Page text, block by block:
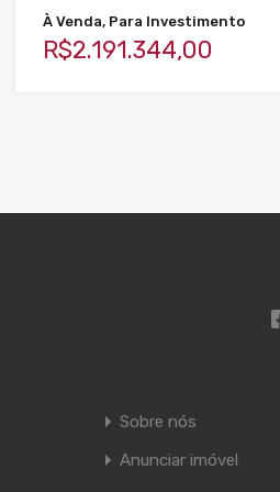
À Venda, Para Investimento
R$2.191.344,00
Sobre nós
Anunciar imóvel